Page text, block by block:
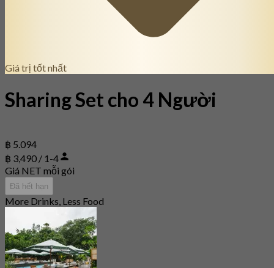
Giá trị tốt nhất
Sharing Set cho 4 Người
฿ 5.094
฿ 3,490 / 1-4
Giá NET mỗi gói
Đã hết hạn
More Drinks, Less Food